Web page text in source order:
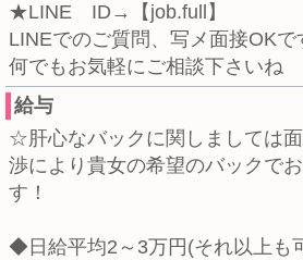
★LINE ID→【job.full】
LINEでのご質問、写メ面接OKで
何でもお気軽にご相談下さいね
給与
☆肝心なバックに関しましては
渉により貴女の希望のバックで
す！
◆日給平均2～3万円(それ以上も